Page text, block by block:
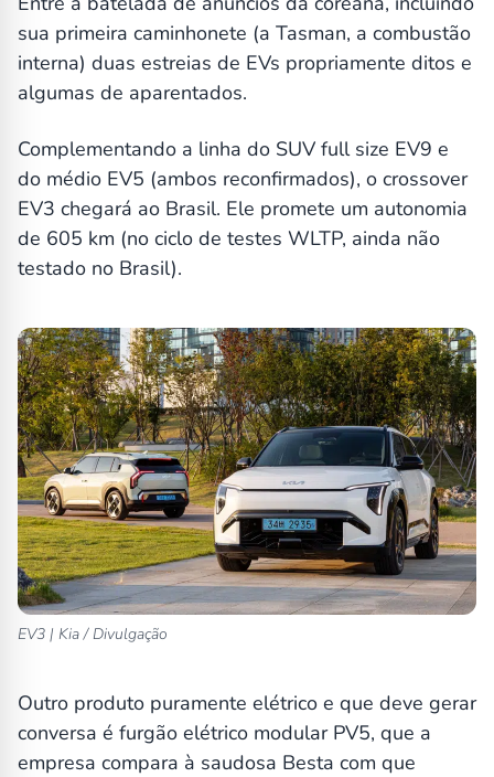
sua primeira caminhonete (a Tasman, a combustão
interna) duas estreias de EVs propriamente ditos e
algumas de aparentados.
Complementando a linha do SUV full size EV9 e
do médio EV5 (ambos reconfirmados), o crossover
EV3 chegará ao Brasil. Ele promete um autonomia
de 605 km (no ciclo de testes WLTP, ainda não
testado no Brasil).
EV3 | Kia / Divulgação
Outro produto puramente elétrico e que deve gerar
conversa é furgão elétrico modular PV5, que a
empresa compara à saudosa Besta com que